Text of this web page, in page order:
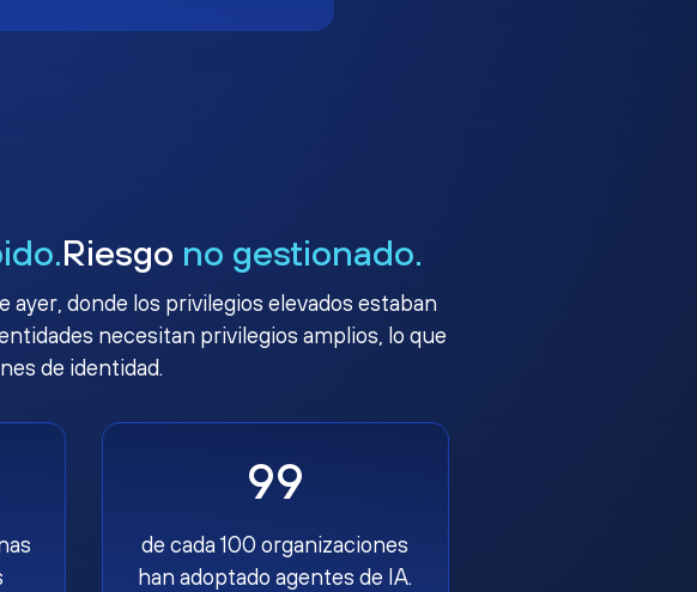
Riesgo no gestionado.
donde los privilegios elevados estaban
necesitan privilegios amplios, lo que
de identidad.
99
de cada 100 organizaciones
han adoptado agentes de IA.